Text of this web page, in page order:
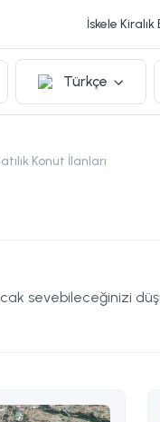
İskele Kiralık
Türkçe
Konut İlanları
sevebileceğinizi